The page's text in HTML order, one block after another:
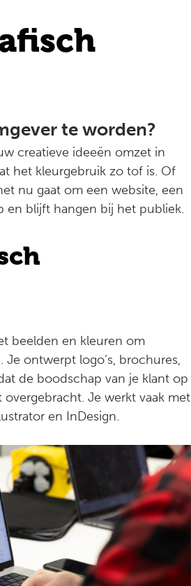
te worden?
creatieve ideeën omzet in
het kleurgebruik zo tof is. Of
nu gaat om een website, een
en blijft hangen bij het publiek.
beelden en kleuren om
ontwerpt logo’s, brochures,
de boodschap van je klant op
Je werkt vaak met
en InDesign.